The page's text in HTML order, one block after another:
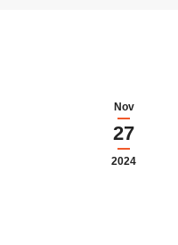
Nov
27
2024